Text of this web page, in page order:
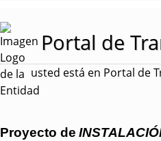
Portal de
usted está en Portal de
Proyecto de